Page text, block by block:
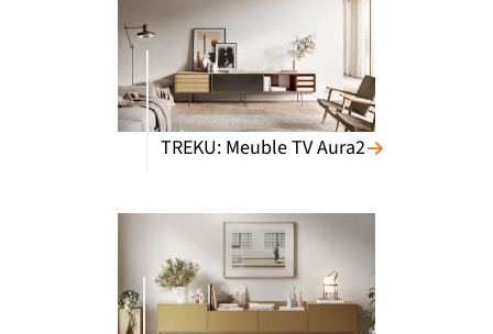
TREKU: Meuble TV Aura2